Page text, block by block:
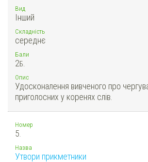
Вид
Інший
Складність
середнє
Бали
2Б.
Опис
Удосконалення вивченого про
приголосних у коренях слів.
Номер
5.
Назва
Утвори прикметники